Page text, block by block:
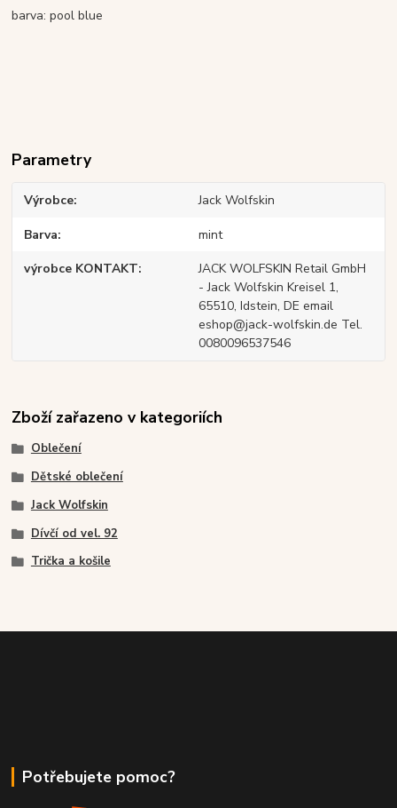
barva: pool blue
Parametry
Výrobce Jack Wolfskin
Barva mint
výrobce KONTAKT
JACK WOLFSKIN Retail GmbH
- Jack Wolfskin Kreisel 1,
65510, Idstein, DE email
eshop@jack-wolfskin.de Tel.
0080096537546
Zboží zařazeno v kategoriích
Oblečení
Dětské oblečení
Jack Wolfskin
Dívčí od vel. 92
Trička a košile
Potřebujete pomoc?